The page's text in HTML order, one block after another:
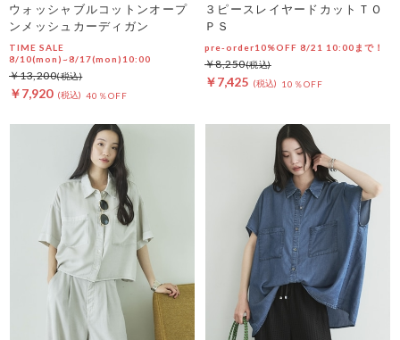
ウォッシャブルコットンオープ
ンメッシュカーディガン
TIME SALE
8/10(mon)~8/17(mon)10:00
￥7,920 40％OFF
￥13,200
３ピースレイヤードカットＴＯ
ＰＳ
pre-order10%OFF 8/21 10:00まで！
￥7,425 10％OFF
￥8,250